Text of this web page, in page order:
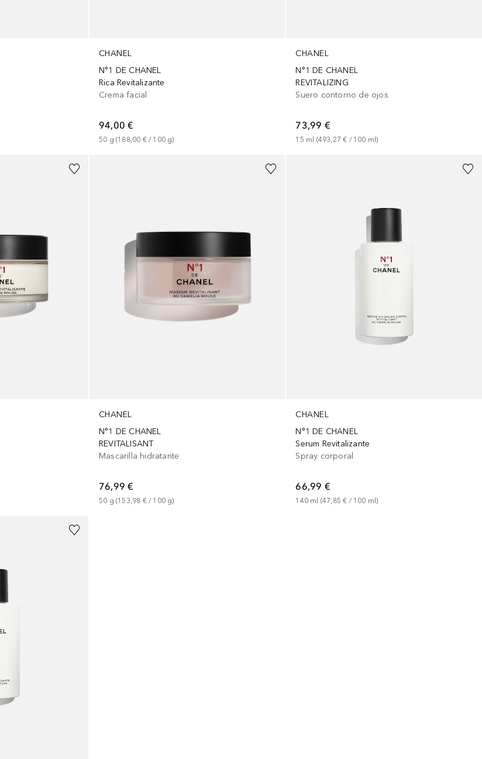
CHANEL
N°1 DE CHANEL
Rica Revitalizante
Crema facial
94,00 €
50 g (188,00 € / 100 g)
CHANEL
N°1 DE CHANEL
REVITALIZING
Suero contorno de ojos
73,99 €
15 ml (493,27 € / 100 ml)
CHANEL
N°1 DE CHANEL
REVITALISANT
Mascarilla hidratante
76,99 €
50 g (153,98 € / 100 g)
CHANEL
N°1 DE CHANEL
Serum Revitalizante
Spray corporal
66,99 €
140 ml (47,85 € / 100 ml)